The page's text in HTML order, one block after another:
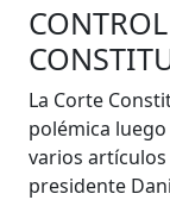
La Corte
polémica
varios
presidente